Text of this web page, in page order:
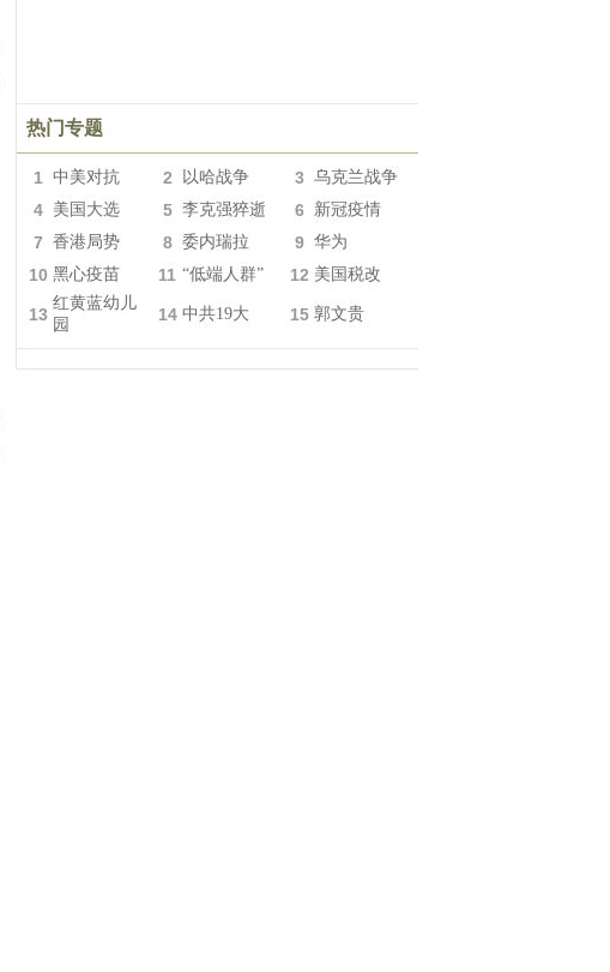
热门专题
1 中美对抗 2 以哈战争 3 乌克兰战争
4 美国大选 5 李克强猝逝 6 新冠疫情
7 香港局势 8 委内瑞拉 9 华为
10 黑心疫苗 11 “低端人群” 12 美国税改
13
红黄蓝幼儿
园
14 中共19大 15 郭文贵